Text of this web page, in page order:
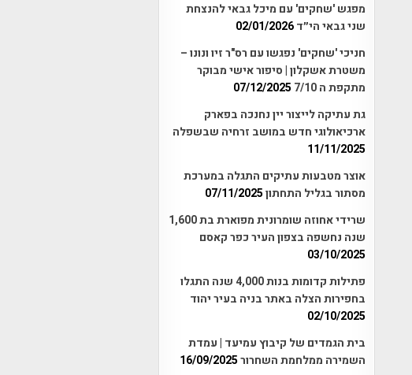
מפגש 'שחקים' עם מיכל גבאי להנצחת
שני גבאי הי״ד02/01/2026
חניכי 'שחקים' נפגשו עם רס"ר זיו ונונו –
משטרת אשקלון | סיפור אישי מבוקר
מתקפת ה 7/10
07/12/2025
גת עתיקה לייצור יין נחנכה בפארק
ארכיאולוגי חדש במושב זרחיה שבשפלה
11/11/2025
אוצר מטבעות עתיקים התגלה במערכת
מסתור בגליל התחתון07/11/2025
שרידי אחוזה שומרונית מפוארת בת 1,600
שנה נחשפה בצפון העיר כפר קאסם
03/10/2025
פתילות קדומות בנות 4,000 שנה התגלו
בחפירות הצלה באתר בניה בעיר יהוד
02/10/2025
בית הגמדים של קיבוץ עמיעד | עמדת
השמירה ממלחמת השחרור16/09/2025